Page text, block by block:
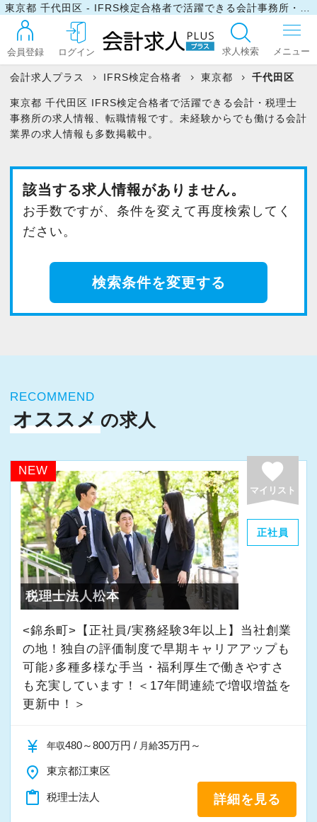
会員登録 ログイン 求人検索
ログイン
最近見た求人
マイリスト
会計求人プラス IFRS検定合格者 東京都 千代田区
東京都 千代田区 IFRS検定合格者で活躍できる会計・税理士
事務所の求人情報、転職情報です。未経験からでも働ける会計
業界の求人情報も多数掲載中。
該当する求人情報がありません。
お手数ですが、条件を変えて再度検索してく
ださい。
検索条件を変更する
RECOMMEND
オススメ の求人
NEW favorite
マイリスト
正社員
税理士法人松本
<錦糸町>【正社員/実務経験3年以上】当社創業
の地！独自の評価制度で早期キャリアアップも
可能♪多種多様な手当・福利厚生で働きやすさ
も充実しています！＜17年間連続で増収増益を
更新中！＞
currency_yen 年収480～800万円 / 月給35万円～
place 東京都江東区
content_paste 税理士法人 詳細を見る